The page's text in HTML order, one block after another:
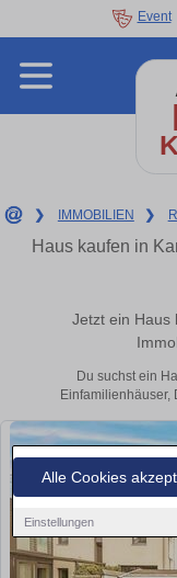
Alle Cookies
Einstellungen
Event
❯ IMMOBILIEN ❯
Haus kaufen in
Jetzt ein Haus
Du suchst ein
Einfamilienhäuser,